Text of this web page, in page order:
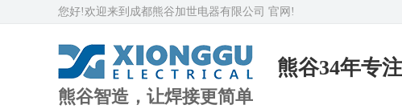
您好!欢迎来到成都熊谷加世电器有限公司 官网!
熊谷智造，让焊接更简单
熊谷34年专